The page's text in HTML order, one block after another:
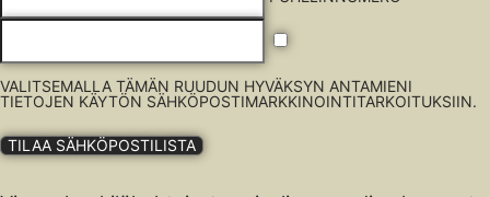
VALITSEMALLA TÄMÄN RUUDUN HYVÄKSYN ANTAMIENI
TIETOJEN KÄYTÖN SÄHKÖPOSTIMARKKINOINTITARKOITUKSIIN.
TILAA SÄHKÖPOSTILISTA